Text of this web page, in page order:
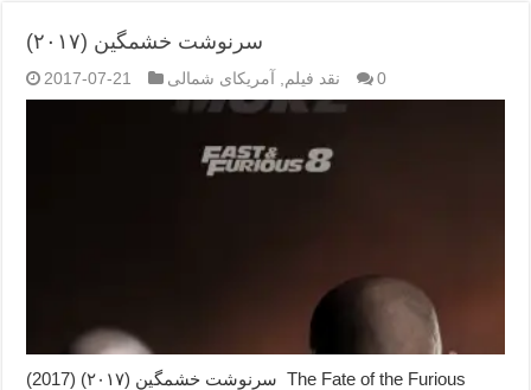
سرنوشت خشمگین (۲۰۱۷)
2017-07-21 نقد فیلم آمریکای شمالی 0
سرنوشت خشمگین (۲۰۱۷) (2017) The Fate of the Furious